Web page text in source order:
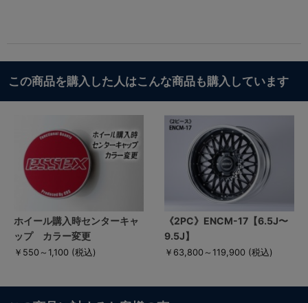
この商品を購入した人はこんな商品も購入しています
ホイール購入時センターキャ
ップ カラー変更
￥550～1,100 (税込)
《2PC》ENCM-17【6.5J〜
9.5J】
￥63,800～119,900 (税込)